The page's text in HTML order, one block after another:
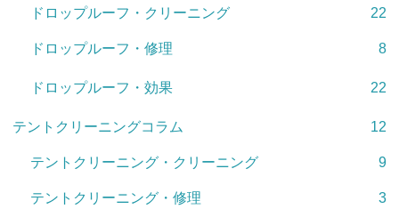
ドロップルーフ・クリーニング 22
ドロップルーフ・修理 8
ドロップルーフ・効果 22
テントクリーニングコラム 12
テントクリーニング・クリーニング 9
テントクリーニング・修理 3